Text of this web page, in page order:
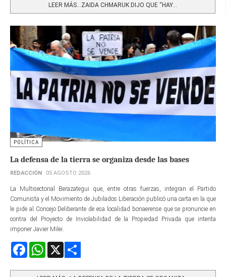
LEER MÁS…ZAIDA CHMARUK DIJO QUE “HAY...
POLÍTICA
La defensa de la tierra se organiza desde las bases
REDACCIÓN 05 AGOSTO 2026
La Multisectorial Berazategui que, entre otras fuerzas, integran el Partido
Comunista y el Movimiento de Jubilados Liberación publicó una carta en la que
le pide al Concejo Deliberante de esa localidad bonaerense que se pronuncie en
contra del Proyecto de Inviolabilidad de la Propiedad Privada que intenta
imponer Javier Milei.
FacebookWhatsApp